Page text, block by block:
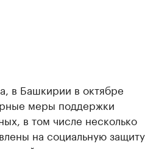
в Башкирии в октябре
меры поддержки
в том числе несколько
на социальную защиту